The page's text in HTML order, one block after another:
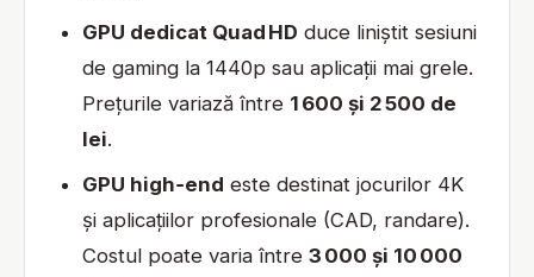
GPU dedicat Quad HD duce liniștit sesiuni
de gaming la 1440p sau aplicații mai grele.
Prețurile variază între 1 600 și 2 500 de
lei.
GPU high‑end este destinat jocurilor 4K
și aplicațiilor profesionale (CAD, randare).
Costul poate varia între 3 000 și 10 000